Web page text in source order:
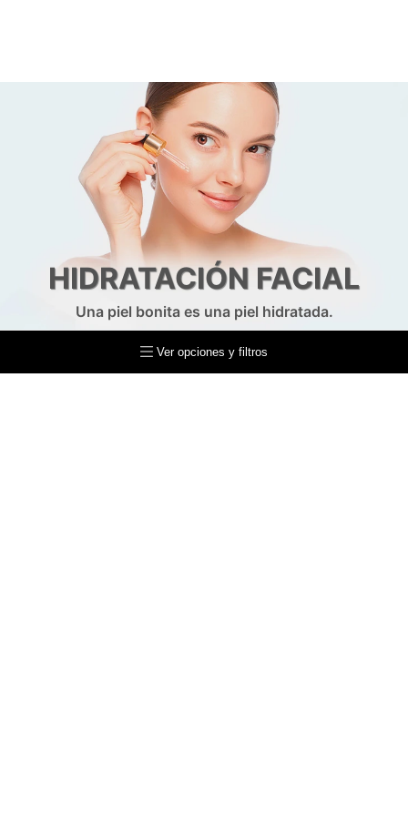
HIDRATACIÓN FACIAL
Una piel bonita es una piel hidratada.
Ver opciones y filtros